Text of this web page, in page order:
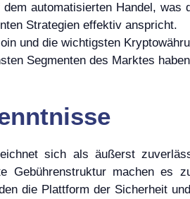
automatisierten Handel,
Strategien effektiv anspricht.
und die wichtigsten
Segmenten des Marktes
sich als äußerst
Gebührenstruktur machen es
die Plattform der Sicherheit